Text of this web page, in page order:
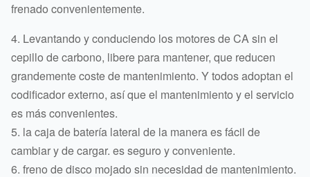
frenado convenientemente.
4. Levantando y conduciendo los motores de CA sin el
cepillo de carbono, libere para mantener, que reducen
grandemente coste de mantenimiento. Y todos adoptan el
codificador externo, así que el mantenimiento y el servicio
es más convenientes.
5. la caja de batería lateral de la manera es fácil de
cambiar y de cargar. es seguro y conveniente.
6. freno de disco mojado sin necesidad de mantenimiento.